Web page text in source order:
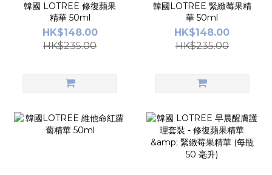
韓國 LOTREE 修復蘋果
精華 50ml
HK$148.00
HK$235.00
韓國LOTREE 緊緻莓果精
華 50ml
HK$148.00
HK$235.00